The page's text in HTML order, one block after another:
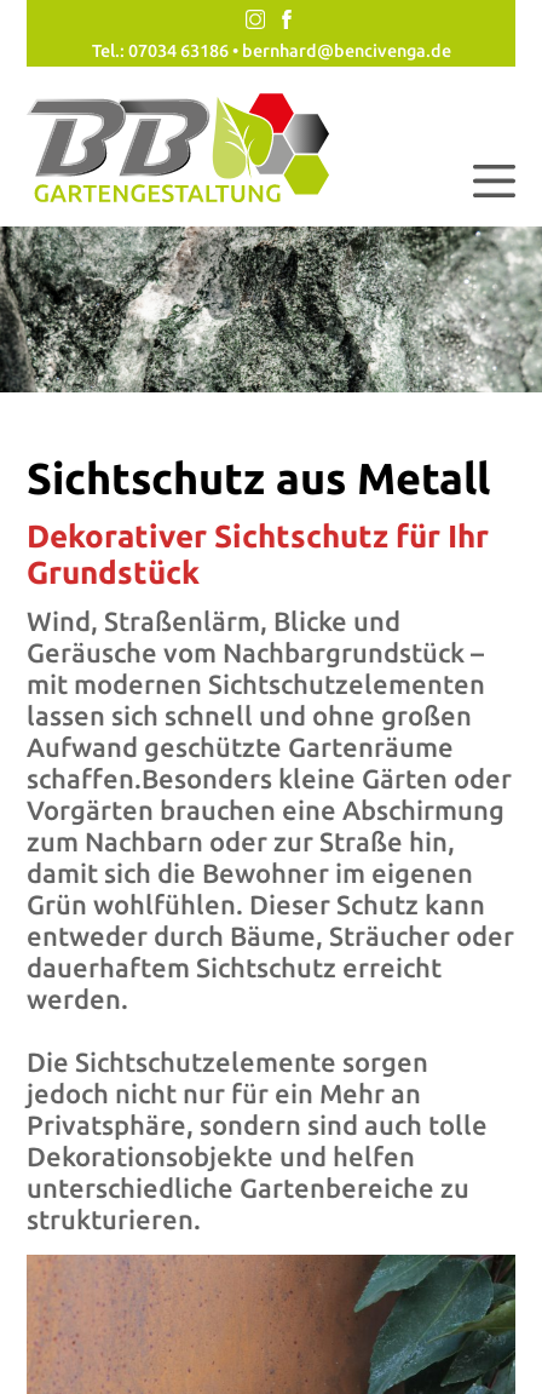
Tel.: 07034 63186 • bernhard@bencivenga.de
Sichtschutz aus Metall
Dekorativer Sichtschutz für Ihr
Grundstück
Wind, Straßenlärm, Blicke und
Geräusche vom Nachbargrundstück –
mit modernen Sichtschutzelementen
lassen sich schnell und ohne großen
Aufwand geschützte Gartenräume
schaffen.Besonders kleine Gärten oder
Vorgärten brauchen eine Abschirmung
zum Nachbarn oder zur Straße hin,
damit sich die Bewohner im eigenen
Grün wohlfühlen. Dieser Schutz kann
entweder durch Bäume, Sträucher oder
dauerhaftem Sichtschutz erreicht
werden.
Die Sichtschutzelemente sorgen
jedoch nicht nur für ein Mehr an
Privatsphäre, sondern sind auch tolle
Dekorationsobjekte und helfen
unterschiedliche Gartenbereiche zu
strukturieren.